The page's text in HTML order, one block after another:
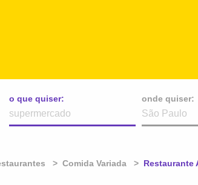
o que quiser:
onde quiser:
Comida Variada Atual:
Restaurante